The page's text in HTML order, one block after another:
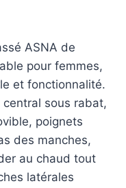
ASNA de
pour femmes,
et fonctionnalité.
sous rabat,
poignets
des manches,
au chaud tout
latérales